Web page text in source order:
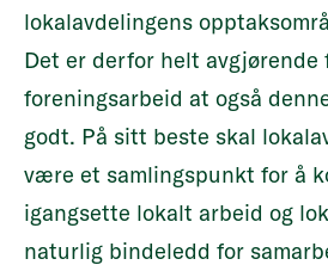
lokalavdelingens
Det er derfor helt avgjørende
foreningsarbeid at også
godt. På sitt beste skal
være et samlingspunkt for å
igangsette lokalt arbeid og
naturlig bindeledd for